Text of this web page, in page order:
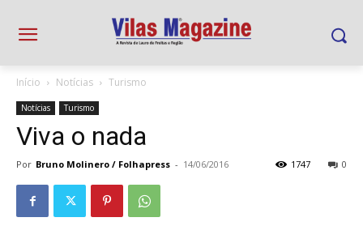
Início Notícias Turismo
Notícias Turismo
Viva o nada
Por Bruno Molinero / Folhapress - 14/06/2016 0
1747